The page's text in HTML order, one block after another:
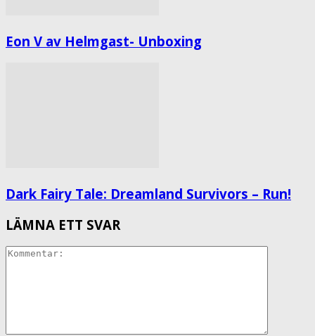
Eon V av Helmgast- Unboxing
Dark Fairy Tale: Dreamland Survivors – Run!
LÄMNA ETT SVAR